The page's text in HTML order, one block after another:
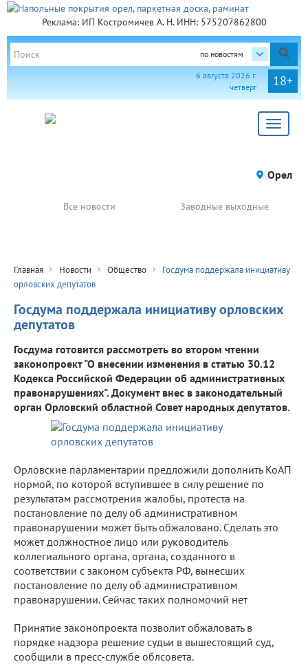
Реклама: ИП Костромичев А. Н. ИНН: 575207862800
по новостям
18+
6 августа 2026 г.
четверг
Toggle
Орел
Все новости Заводные выходные
Главная Новости Общество
Госдума поддержала инициативу
орловских депутатов
Госдума поддержала инициативу орловских
депутатов
Госдума готовится рассмотреть во втором чтении
законопроект "О внесении изменения в статью 30.12
Кодекса Российской Федерации об административных
правонарушениях". Документ внес в законодательный
орган Орловский областной Совет народных депутатов.
Орловские парламентарии предложили дополнить КоАП
нормой, по которой вступившее в силу решение по
результатам рассмотрения жалобы, протеста на
постановление по делу об административном
правонарушении может быть обжаловано. Сделать это
может должностное лицо или руководитель
коллегиального органа, органа, созданного в
соответствии с законом субъекта РФ, вынесших
постановление по делу об административном
правонарушении. Сейчас таких полномочий нет
Принятие законопроекта позволит обжаловать в
порядке надзора решение судьи в вышестоящий суд,
сообщили в пресс-службе облсовета.